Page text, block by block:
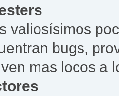
valiosísimos
bugs,
mas locos a